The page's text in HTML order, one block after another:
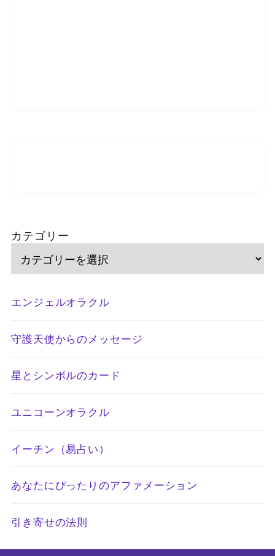
カテゴリー
エンジェルオラクル
守護天使からのメッセージ
星とシンボルのカード
ユニコーンオラクル
イーチン（易占い）
あなたにぴったりのアファメーション
引き寄せの法則